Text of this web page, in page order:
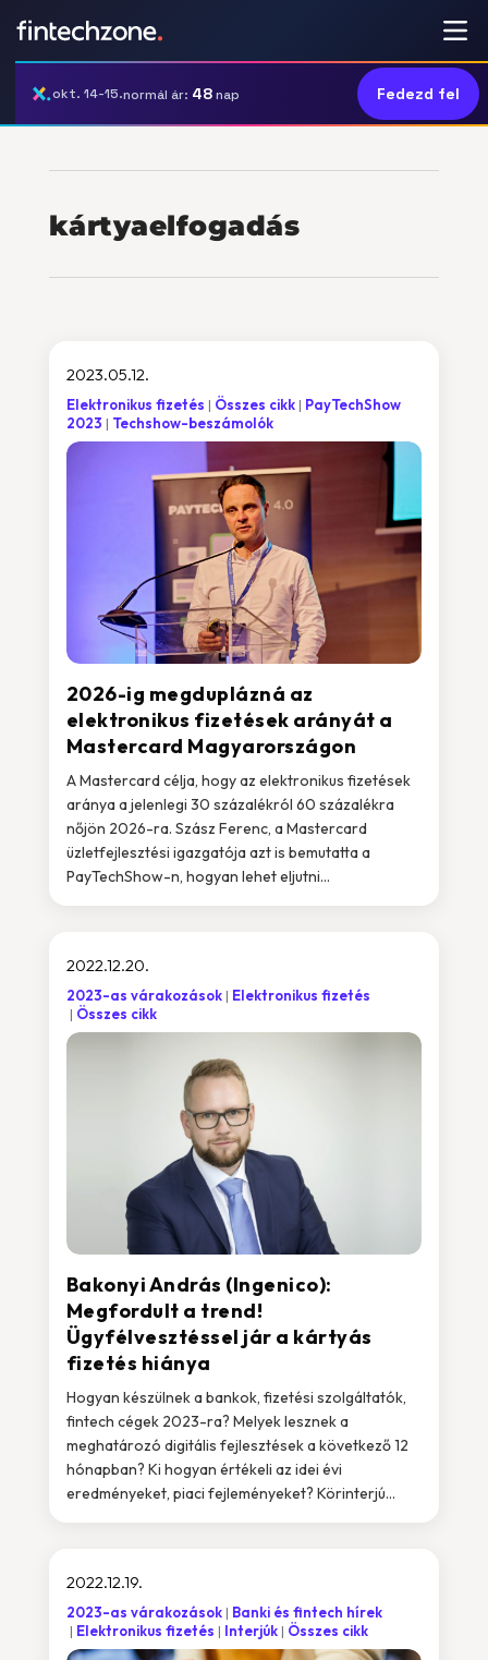
okt. 14-15.normál ár: 48nap Fedezd fel
kártyaelfogadás
2026-ig megduplázná az
elektronikus fizetések arányát a
Mastercard Magyarországon
2023.05.12.
Elektronikus fizetés Összes cikk
PayTechShow
2023
Techshow-beszámolók
A Mastercard célja, hogy az elektronikus fizetések
aránya a jelenlegi 30 százalékról 60 százalékra
nőjön 2026-ra. Szász Ferenc, a Mastercard
üzletfejlesztési igazgatója azt is bemutatta a
PayTechShow-n, hogyan lehet eljutni...
Bakonyi András (Ingenico):
Megfordult a trend!
Ügyfélvesztéssel jár a kártyás
fizetés hiánya
2022.12.20.
2023-as várakozások
Elektronikus fizetés
Összes cikk
Hogyan készülnek a bankok, fizetési szolgáltatók,
fintech cégek 2023-ra? Melyek lesznek a
meghatározó digitális fejlesztések a következő 12
hónapban? Ki hogyan értékeli az idei évi
eredményeket, piaci fejleményeket? Körinterjú...
2022.12.19.
2023-as várakozások
Banki és fintech hírek
Elektronikus fizetés
Interjúk Összes cikk